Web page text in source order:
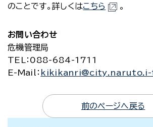
のことです。詳しくはこちら 。
お問い合わせ
危機管理局
TEL
：088-684-1711
E-Mail
：
前のページへ戻る